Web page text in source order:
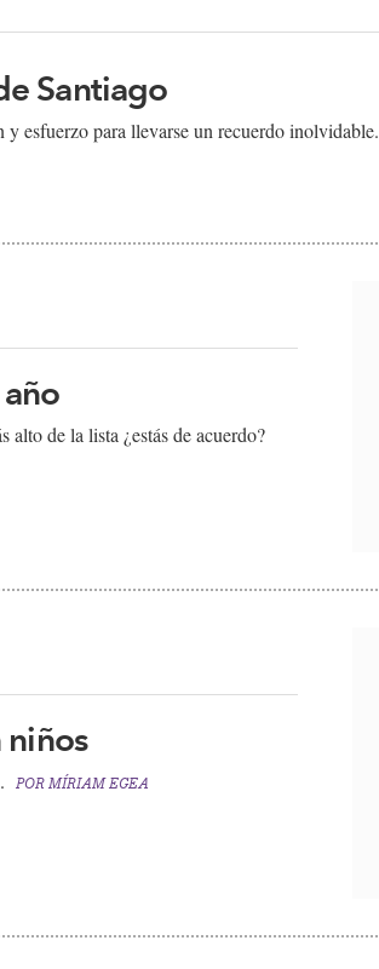
Santiago
esfuerzo para llevarse un recuerdo inolvidable.
alto de la lista ¿estás de acuerdo?​
niños
POR MÍRIAM EGEA